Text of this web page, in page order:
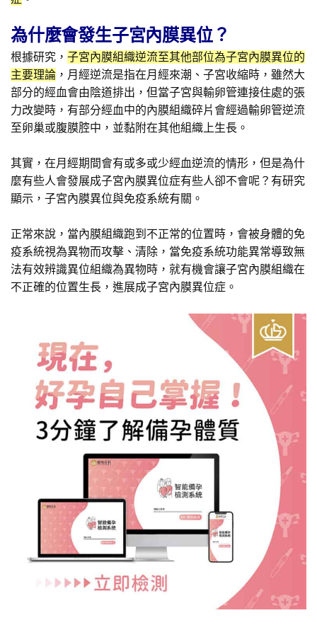
為什麼會發生子宮內膜異位？
根據研究， 子宮內膜組織逆流至其他部位為子宮內膜異位的
主要理論 ，月經逆流是指在月經來潮、子宮收縮時，雖然大
部分的經血會由陰道排出，但當子宮與輸卵管連接住處的張
力改變時，有部分經血中的內膜組織碎片會經過輸卵管逆流
至卵巢或腹膜腔中，並黏附在其他組織上生長。
其實，在月經期間會有或多或少經血逆流的情形，但是為什
麼有些人會發展成子宮內膜異位症有些人卻不會呢？有研究
顯示，子宮內膜異位與免疫系統有關。
正常來說，當內膜組織跑到不正常的位置時，會被身體的免
疫系統視為異物而攻擊、清除，當免疫系統功能異常導致無
法有效辨識異位組織為異物時，就有機會讓子宮內膜組織在
不正確的位置生長，進展成子宮內膜異位症。